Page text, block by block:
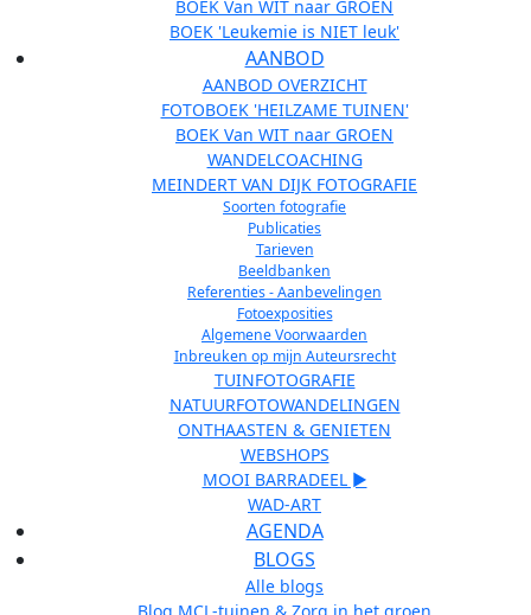
BOEK Van WIT naar GROEN
BOEK 'Leukemie is NIET leuk'
AANBOD
AANBOD OVERZICHT
FOTOBOEK 'HEILZAME TUINEN'
BOEK Van WIT naar GROEN
WANDELCOACHING
MEINDERT VAN DIJK FOTOGRAFIE
Soorten fotografie
Publicaties
Tarieven
Beeldbanken
Referenties - Aanbevelingen
Fotoexposities
Algemene Voorwaarden
Inbreuken op mijn Auteursrecht
TUINFOTOGRAFIE
NATUURFOTOWANDELINGEN
ONTHAASTEN & GENIETEN
WEBSHOPS
MOOI BARRADEEL ►
WAD-ART
AGENDA
BLOGS
Alle blogs